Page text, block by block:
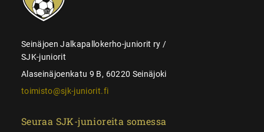
Seinäjoen Jalkapallokerho-juniorit ry /
SJK-juniorit
Alaseinäjoenkatu 9 B, 60220 Seinäjoki
toimisto@sjk-juniorit.fi
Seuraa SJK-junioreita somessa